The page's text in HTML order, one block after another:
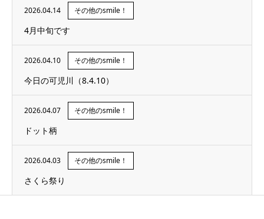
2026.04.14 その他のsmile！
4月中旬です
2026.04.10 その他のsmile！
今日の可児川（8.4.10）
2026.04.07 その他のsmile！
ドット柄
2026.04.03 その他のsmile！
さくら祭り